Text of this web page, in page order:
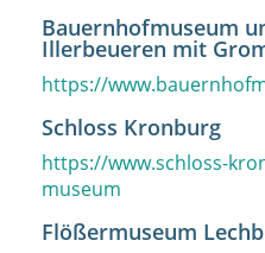
Bauernhofmuseum
Illerbeueren mit
https://
Schloss Kronburg
https://www.schloss-
museum
Flößermuseum